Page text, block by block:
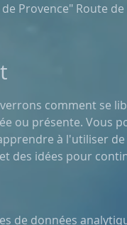
Provence" Route
ou présente. Vous
à l'utiliser
des idées pour
de données